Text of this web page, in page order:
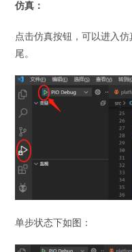
仿真：
点击仿真按钮，可以进入
尾。
单步状态下如图：